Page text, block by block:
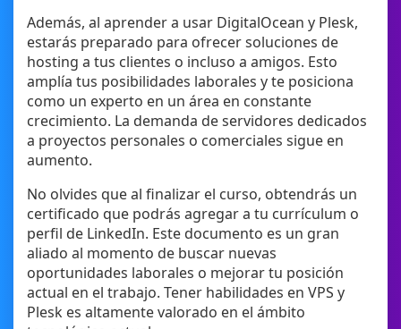
Además, al aprender a usar DigitalOcean y Plesk,
estarás preparado para ofrecer soluciones de
hosting a tus clientes o incluso a amigos. Esto
amplía tus posibilidades laborales y te posiciona
como un experto en un área en constante
crecimiento. La demanda de servidores dedicados
a proyectos personales o comerciales sigue en
aumento.
No olvides que al finalizar el curso, obtendrás un
certificado que podrás agregar a tu currículum o
perfil de LinkedIn. Este documento es un gran
aliado al momento de buscar nuevas
oportunidades laborales o mejorar tu posición
actual en el trabajo. Tener habilidades en VPS y
Plesk es altamente valorado en el ámbito